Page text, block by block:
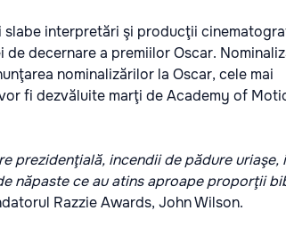
slabe interpretări şi producţii
decernare a premiilor Oscar.
nominalizărilor la Oscar, cele mai
fi dezvăluite marţi de Academy of
prezidenţială, incendii de pădure uriaşe,
năpaste ce au atins aproape proporţii
Razzie Awards, John Wilson.